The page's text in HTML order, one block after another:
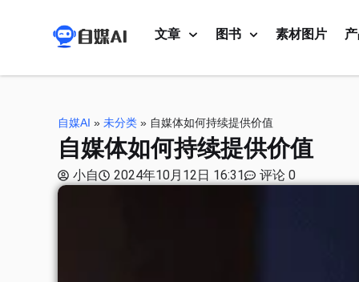
文章 图书 素材图片
自媒AI » 未分类 » 自媒体如何持续提供价值
自媒体如何持续提供价值
小自 2024年10月12日 16:31 评论 0